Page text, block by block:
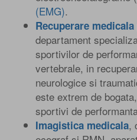
(EMG).
Recuperare medicala
departament
sportivilor de
vertebrale, in
neurologice si
este extrem de
sportivi de
Imagistica medicala,